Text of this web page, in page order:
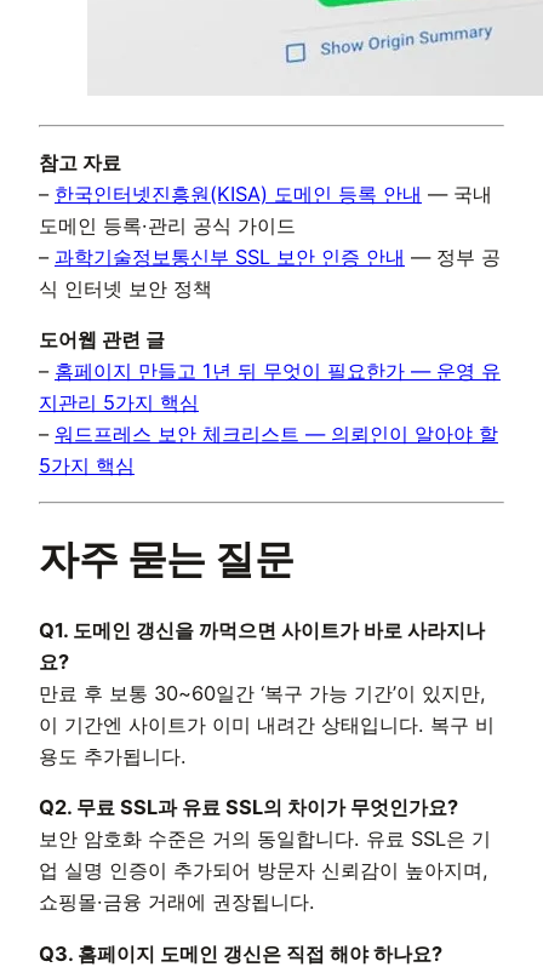
참고 자료
– 한국인터넷진흥원(KISA) 도메인 등록 안내 — 국내
도메인 등록·관리 공식 가이드
– 과학기술정보통신부 SSL 보안 인증 안내 — 정부 공
식 인터넷 보안 정책
도어웹 관련 글
– 홈페이지 만들고 1년 뒤 무엇이 필요한가 — 운영 유
지관리 5가지 핵심
– 워드프레스 보안 체크리스트 — 의뢰인이 알아야 할
5가지 핵심
자주 묻는 질문
Q1. 도메인 갱신을 까먹으면 사이트가 바로 사라지나
요?
만료 후 보통 30~60일간 ‘복구 가능 기간’이 있지만,
이 기간엔 사이트가 이미 내려간 상태입니다. 복구 비
용도 추가됩니다.
Q2. 무료 SSL과 유료 SSL의 차이가 무엇인가요?
보안 암호화 수준은 거의 동일합니다. 유료 SSL은 기
업 실명 인증이 추가되어 방문자 신뢰감이 높아지며,
쇼핑몰·금융 거래에 권장됩니다.
Q3. 홈페이지 도메인 갱신은 직접 해야 하나요?